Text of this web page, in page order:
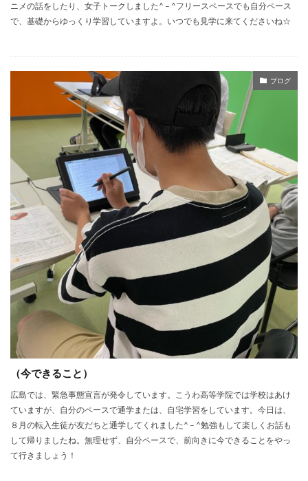
ニメの話をしたり、女子トークしました^ – ^フリースペースでも自分ペース
で、基礎からゆっくり学習していますよ。いつでも見学に来てくださいね☆
ブログ
（今できること）
広島では、緊急事態宣言が発令しています。こうわ高等学院では学校はあけ
ていますが、自分のペースで通学または、自宅学習をしています。今日は、
８月の転入生徒が友だちと通学してくれました^ – ^勉強もして楽しくお話も
して帰りましたね。無理せず、自分ペースで、前向きに今できることをやっ
て行きましょう！